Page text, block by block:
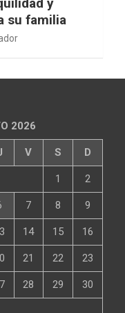
y
su familia
2026
V S D
1 2
7 8 9
14 15 16
21 22 23
28 29 30